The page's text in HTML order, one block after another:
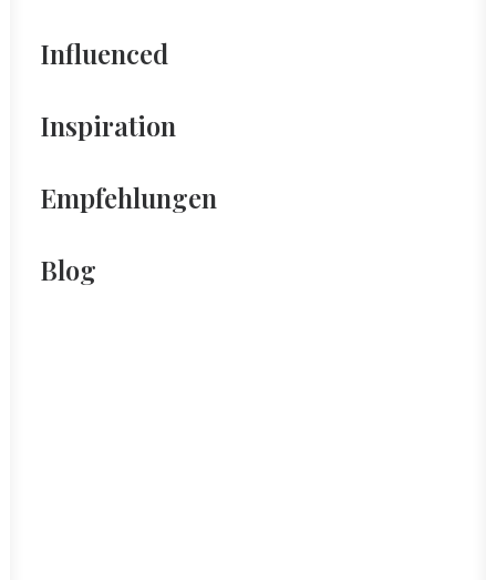
Influenced
Inspiration
Empfehlungen
Blog